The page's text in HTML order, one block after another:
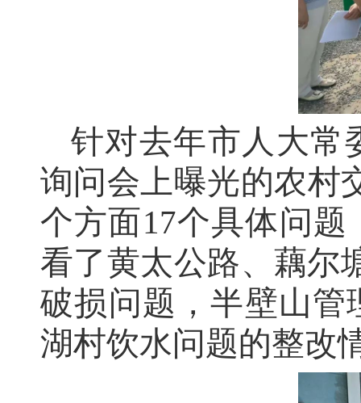
针对去年市人大常
询问会上曝光的农村
个方面17个具体问
看了黄太公路、藕尔
破损问题，半壁山管
湖村饮水问题的整改